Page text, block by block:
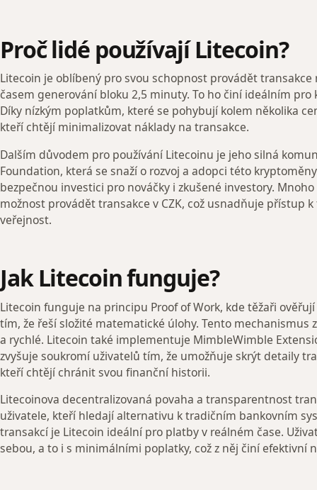
Proč lidé používají Litecoin?
Litecoin je oblíbený pro svou schopnost provádět
časem generování bloku 2,5 minuty. To ho činí ideálním
Díky nízkým poplatkům, které se pohybují kolem několika
kteří chtějí minimalizovat náklady na transakce.
Dalším důvodem pro používání Litecoinu je jeho silná
Foundation, která se snaží o rozvoj a adopci této
bezpečnou investici pro nováčky i zkušené investory.
možnost provádět transakce v CZK, což usnadňuje přístup
veřejnost.
Jak Litecoin funguje?
Litecoin funguje na principu Proof of Work, kde těžaři
tím, že řeší složité matematické úlohy. Tento mechanismus
a rychlé. Litecoin také implementuje MimbleWimble
zvyšuje soukromí uživatelů tím, že umožňuje skrýt detaily
kteří chtějí chránit svou finanční historii.
Litecoinova decentralizovaná povaha a transparentnost
uživatele, kteří hledají alternativu k tradičním bankovním
transakcí je Litecoin ideální pro platby v reálném čase.
sebou, a to i s minimálními poplatky, což z něj činí efektivní